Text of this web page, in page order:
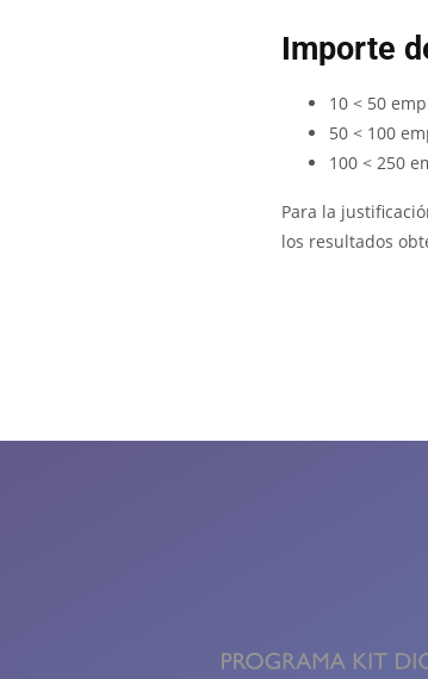
Importe
10 < 50
50 < 100
100 < 250
Para la
los resultados